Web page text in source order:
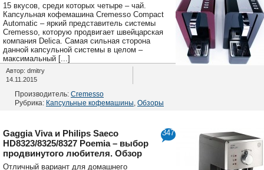
15 вкусов, среди которых четыре – чай.
Капсульная кофемашина Cremesso Compact
Automatic – яркий представитель системы
Cremesso, которую продвигает швейцарская
компания Delica. Самая сильная сторона
данной капсульной системы в целом –
максимальный [...]
Автор: dmitry
14.11.2015
Производитель: Cremesso
Рубрика: Капсульные кофемашины Обзоры
347
Gaggia Viva и Philips Saeco
HD8323/8325/8327 Poemia – выбор
продвинутого любителя. Обзор
Отличный вариант для домашнего